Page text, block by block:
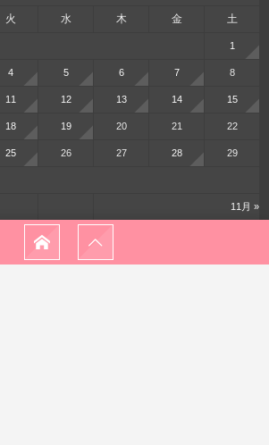
火 水 木 金 土
11月 »
1
4 5 6 7 8
11 12 13 14 15
18 19 20 21 22
25 26 27 28 29